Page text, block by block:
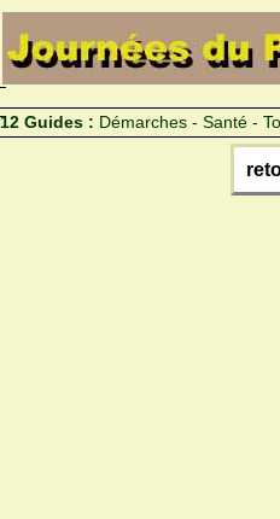
12 Guides : Démarches - Santé -